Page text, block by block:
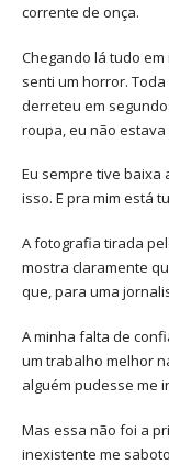
corrente de onça.
Chegando lá tudo
senti um horror.
derreteu em
roupa, eu não
Eu sempre tive baixa
isso. E pra mim está
A fotografia tirada
mostra claramente
que, para uma
A minha falta de
um trabalho melhor
alguém pudesse me
Mas essa não foi a
inexistente me